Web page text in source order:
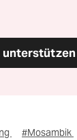
#Mosambik